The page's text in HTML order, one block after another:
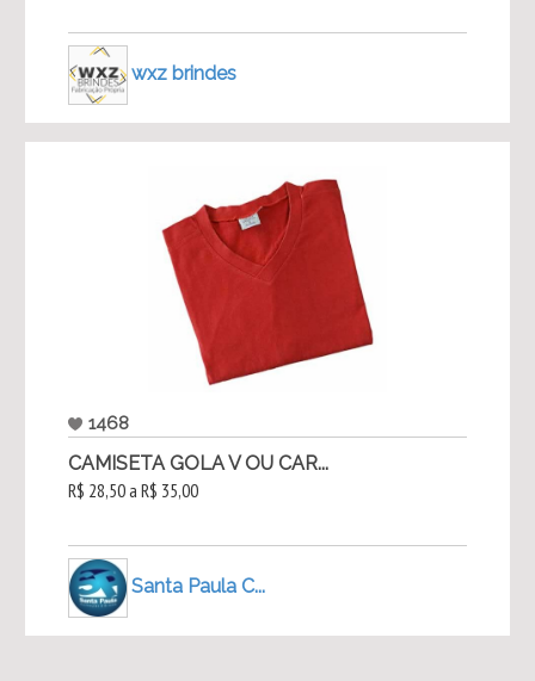
wxz brindes
1468
CAMISETA GOLA V OU CAR...
R$ 28,50 a R$ 35,00
Santa Paula C...